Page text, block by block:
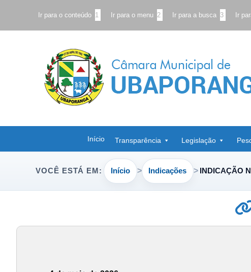
Ir para o conteúdo 1 Ir para o menu 2 Ir para a busca 3 Ir
Início Transparência Legislação
VOCÊ ESTÁ EM: Início Indicações INDICAÇÃO